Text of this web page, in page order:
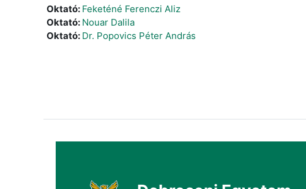
Oktató: Feketéné Ferenczi Aliz
Oktató: Nouar Dalila
Oktató: Dr. Popovics Péter András